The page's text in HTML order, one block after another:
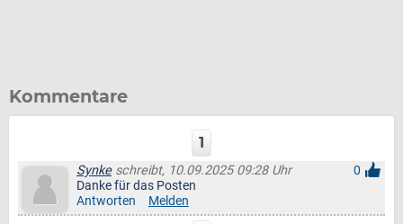
Kommentare
1
Synkeschreibt, 10.09.2025 09:28 Uhr
0
Danke für das Posten
Antworten
Melden